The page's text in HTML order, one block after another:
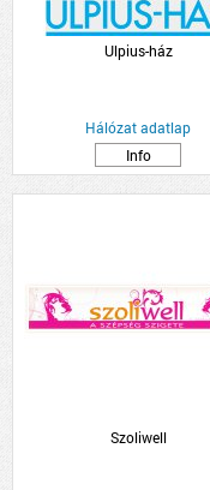
Ulpius-ház
Hálózat adatlap
Info
Szoliwell